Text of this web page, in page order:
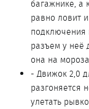
багажнике, а
равно ловит
подключения
разъем у неё
она на
- Движок 2,0
разгоняется
улетать